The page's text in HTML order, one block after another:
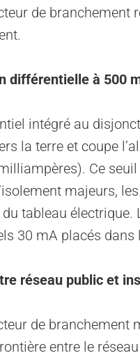
de branchement
différentielle à 500
intégré au
la terre et coupe
Ce
majeurs,
tableau
30 mA placés dans
réseau public et
de branchement
entre le